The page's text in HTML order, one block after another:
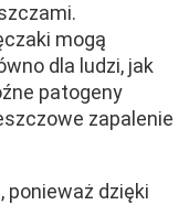
mogą
dla ludzi, jak
patogeny
zapalenie
ponieważ dzięki